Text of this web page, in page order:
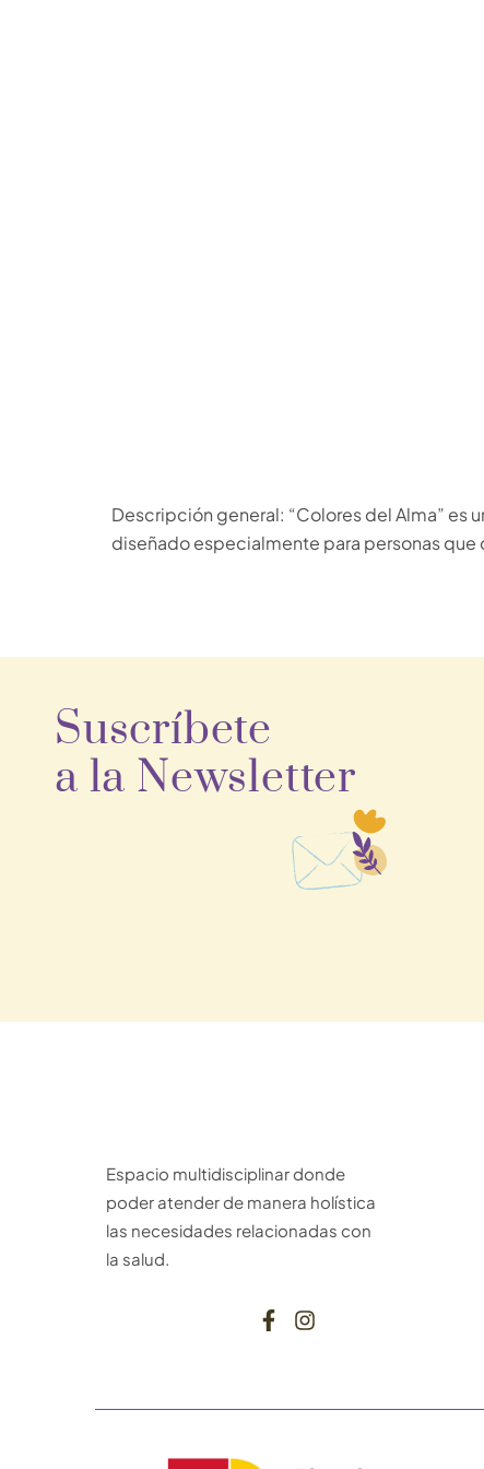
Descripción general: “Colores del Alma” es
diseñado especialmente para personas que
Suscríbete
a la Newsletter
Espacio multidisciplinar donde
poder atender de manera holística
las necesidades relacionadas con
la salud.